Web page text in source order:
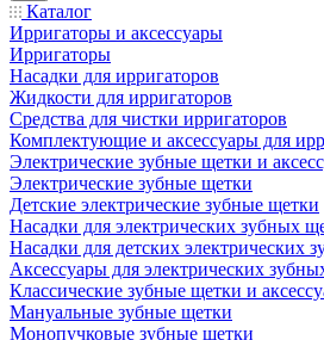
Каталог
Ирригаторы и аксессуары
Ирригаторы
Насадки для ирригаторов
Жидкости для ирригаторов
Средства для чистки ирригаторов
Комплектующие и аксессуары для
Электрические зубные щетки и
Электрические зубные щетки
Детские электрические зубные щетки
Насадки для электрических зубных
Насадки для детских электрических
Аксессуары для электрических
Классические зубные щетки и
Мануальные зубные щетки
Монопучковые зубные щетки